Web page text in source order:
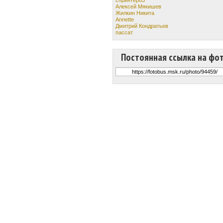
Алексей Мякишев
Жилкин Никита
Annette
Дмитрий Кондратьев
пассат
Постоянная ссылка на